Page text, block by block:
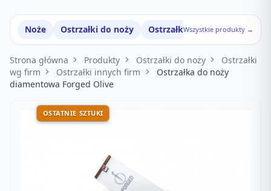
Noże Ostrzałki do noży Ostrzałki w zestawach
Wszystkie produkty →
Strona główna Produkty Ostrzałki do noży
Ostrzałki
wg firm
Ostrzałki innych firm
Ostrzałka do noży
diamentowa Forged Olive
OSTATNIE SZTUKI